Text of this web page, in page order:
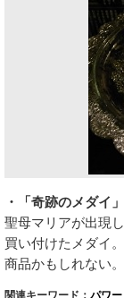
・「奇跡のメダイ
聖母マリアが出現
買い付けたメダイ
商品かもしれない。
関連キーワード： パワー